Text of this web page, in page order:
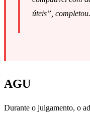
úteis”, completou.
AGU
Durante o julgamento, o